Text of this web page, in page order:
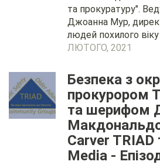
та прокуратуру".
Джоанна Мур,
людей похилого
ЛЮТОГО, 2021
Безпека з
прокурором
та шерифом
Carver TRIAD
Media -